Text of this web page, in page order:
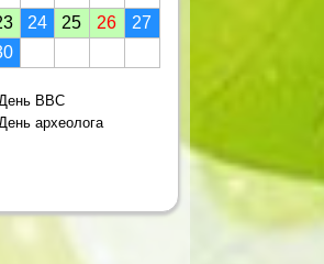
24 25 26
27
ВВС
археолога